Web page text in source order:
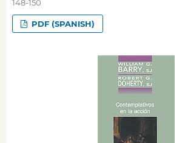
148-150
PDF (SPANISH)